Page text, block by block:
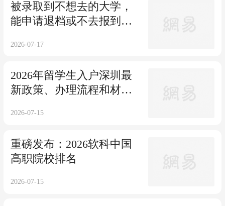
被录取到不想去的大学，
能申请退档或不去报到
2026-07-17
2026年留学生入户深圳最
新政策、办理流程和材料
2026-07-15
重磅发布：2026软科中国
高职院校排名
2026-07-15